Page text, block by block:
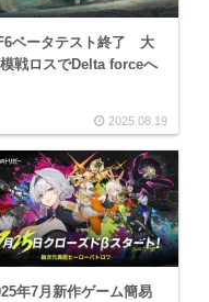
ベータテスト終了 大
戦ロスでDelta forceへ
2025.08.19
年7月新作ゲーム簡易